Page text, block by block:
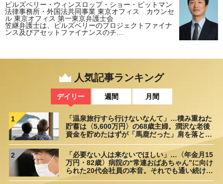
ピルズベリー・ウィンスロップ・ショー・ピットマン
法律事務所・外国法共同事業 東京オフィス カウンセ
ル 東京オフィス 第一東京弁護士会
笠継弁護士は、ピルズベリーのプロジェクトファイナ
ンス及びアセットファイナンスのチ…
人気記事ランキング
デイリー 週間 月間
1
「温泉旅行すら行けないなんて」…積み重ねた
貯蓄は〈5,600万円〉の68歳主婦。潤沢な老後
資金を貯めたはずが「馬鹿だった」肩を落とす
2
「必要ない人は来ないでほしい」…〈年金月15
万円・82歳〉病院の“常連おばあちゃん”に向け
られた20代会社員の本音。それでも通い続ける